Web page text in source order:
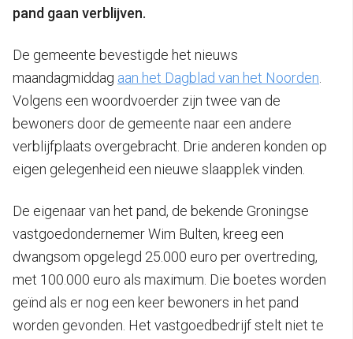
pand gaan verblijven.
De gemeente bevestigde het nieuws
maandagmiddag aan het Dagblad van het Noorden.
Volgens een woordvoerder zijn twee van de
bewoners door de gemeente naar een andere
verblijfplaats overgebracht. Drie anderen konden op
eigen gelegenheid een nieuwe slaapplek vinden.
De eigenaar van het pand, de bekende Groningse
vastgoedondernemer Wim Bulten, kreeg een
dwangsom opgelegd 25.000 euro per overtreding,
met 100.000 euro als maximum. Die boetes worden
geïnd als er nog een keer bewoners in het pand
worden gevonden. Het vastgoedbedrijf stelt niet te